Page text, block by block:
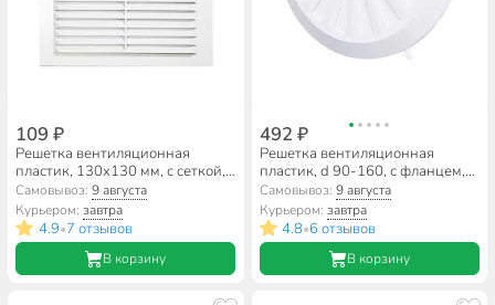
109 ₽
Решетка вентиляционная
пластик, 130х130 мм, с сеткой,
Viento, 1313В
Самовывоз:9 августа
Курьером:завтра
4.9•7 отзывов
В корзину
492 ₽
Решетка вентиляционная
пластик, d 90-160, с фланцем,
регулируемая, ERA, 10RKU
Самовывоз: 9 августа
Курьером: завтра
4.8•6 отзывов
В корзину